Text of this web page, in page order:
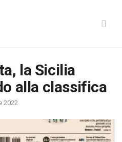
la Sicilia
alla classifica
2022